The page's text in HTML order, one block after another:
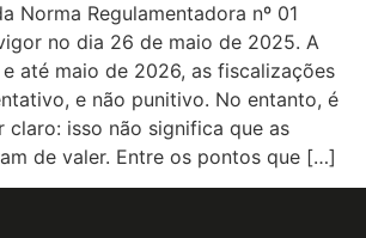
Norma Regulamentadora nº 01
no dia 26 de maio de 2025. A
até maio de 2026, as fiscalizações
e não punitivo. No entanto, é
claro: isso não significa que as
de valer. Entre os pontos que […]